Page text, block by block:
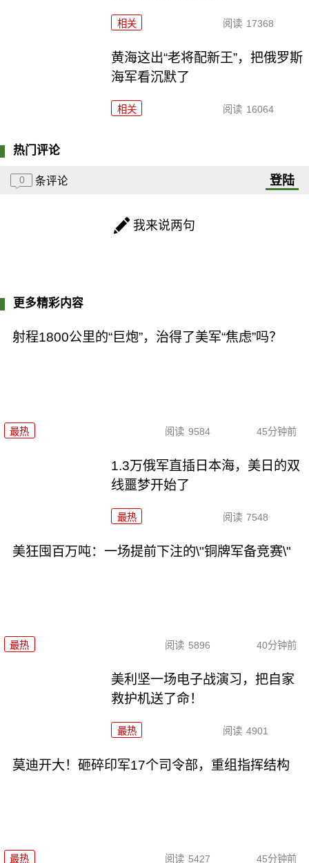
相关 阅读 17368
黄海这出“老将配新王”，把俄罗斯
海军看沉默了
相关 阅读 16064
热门评论
0 条评论 登陆
我来说两句
更多精彩内容
射程1800公里的“巨炮”，治得了美军“焦虑”吗？
最热 阅读 9584 45分钟前
1.3万俄军直插日本海，美日的双
线噩梦开始了
最热 阅读 7548
美狂囤百万吨：一场提前下注的\"铜牌军备竞赛\"
最热 阅读 5896 40分钟前
美利坚一场电子战演习，把自家
救护机送了命！
最热 阅读 4901
莫迪开大！砸碎印军17个司令部，重组指挥结构
最热 阅读 5427 45分钟前